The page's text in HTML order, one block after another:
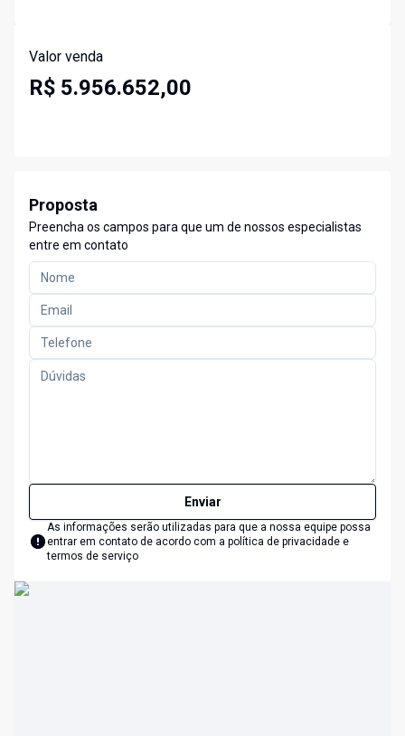
Valor venda
R$ 5.956.652,00
Proposta
Preencha os campos para que um de nossos especialistas
entre em contato
Enviar
As informações serão utilizadas para que a nossa equipe possa
entrar em contato de acordo com a política de privacidade e
termos de serviço